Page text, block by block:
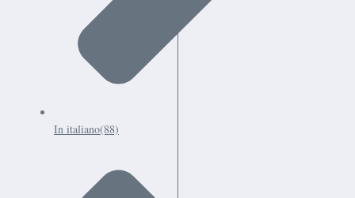
In italiano(88)